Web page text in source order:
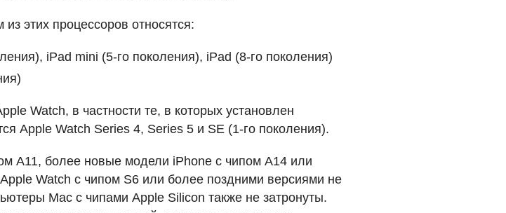
этих процессоров относятся:
iPad mini (5-го поколения), iPad (8-го поколения)
Watch, в частности те, в которых установлен
Apple Watch Series 4, Series 5 и SE (1-го поколения).
A11, более новые модели iPhone с чипом A14 или
Watch с чипом S6 или более поздними версиями не
Mac с чипами Apple Silicon также не затронуты.